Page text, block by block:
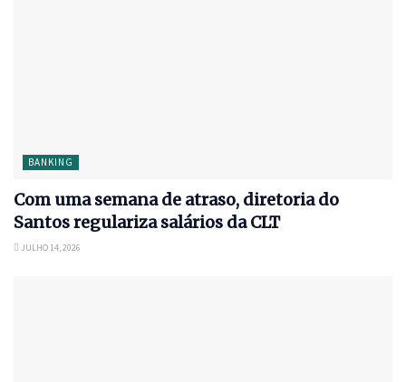
BANKING
Com uma semana de atraso, diretoria do
Santos regulariza salários da CLT
JULHO 14, 2026